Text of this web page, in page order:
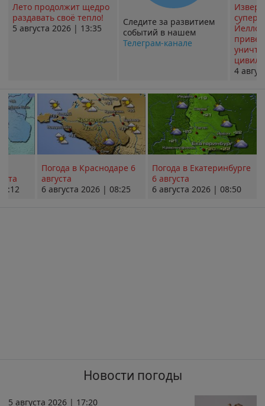
Лето продолжит щедро
раздавать своё тепло!
5 августа 2026 | 13:35
Следите за развитием
событий в нашем
Телеграм-канале
4
Погода в Краснодаре 6
августа
6 августа 2026 | 08:25
Погода в Екатеринбурге
6 августа
6 августа 2026 | 08:50
Новости погоды
5 августа 2026 | 17:20